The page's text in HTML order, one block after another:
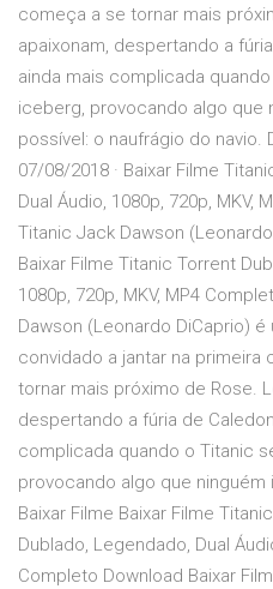
começa a se tornar mais
apaixonam, despertando a
ainda mais complicada
iceberg, provocando algo que
possível: o naufrágio do navio.
07/08/2018 · Baixar Filme
Dual Áudio, 1080p, 720p, MKV,
Titanic Jack Dawson
Baixar Filme Titanic Torrent
1080p, 720p, MKV, MP4
Dawson (Leonardo DiCaprio)
convidado a jantar na
tornar mais próximo de Rose.
despertando a fúria de
complicada quando o Titanic
provocando algo que ninguém
Baixar Filme Baixar Filme
Dublado, Legendado, Dual
Completo Download Baixar